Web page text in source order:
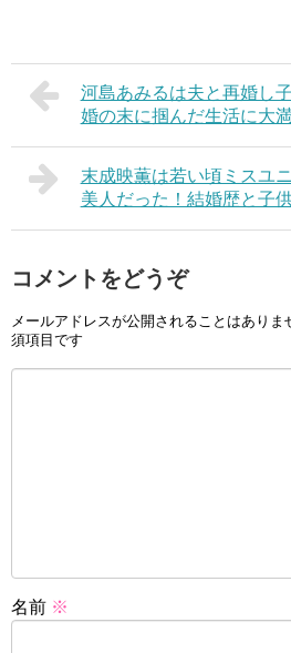
河島あみるは夫と再婚し
婚の末に掴んだ生活に大
末成映薫は若い頃ミスユ
美人だった！結婚歴と子
コメントをどうぞ
メールアドレスが公開されることはありま
須項目です
名前 ※